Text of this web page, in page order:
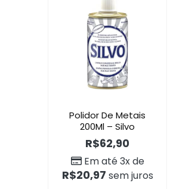
Polidor De Metais
200Ml – Silvo
R$62,90
Em até 3x de
R$20,97 sem juros